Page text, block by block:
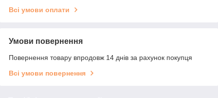
Всі умови оплати
Умови повернення
Повернення товару впродовж 14 днів за рахунок покупця
Всі умови повернення